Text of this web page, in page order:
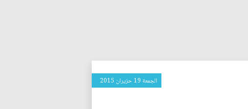
الجمعة 19 حزيران 2015